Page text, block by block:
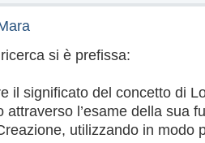
si è prefissa:
il significato del concetto di
attraverso l’esame della sua
utilizzando in modo